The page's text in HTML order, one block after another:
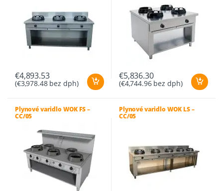
€4,893.53
(€3,978.48bez dph)
€5,836.30
(€4,744.96bez dph)
Plynové varidlo WOK FS –
CC/05
Plynové varidlo WOK LS –
CC/05